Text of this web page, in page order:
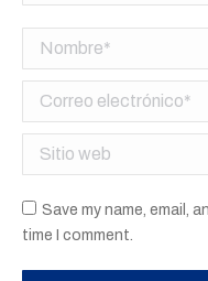
Nombre *
Correo electrónico *
Sitio web
Save my name, email,
time I comment.